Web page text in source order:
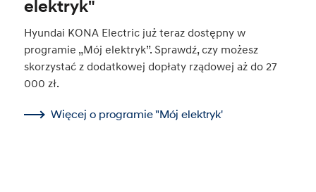
elektryk"
Hyundai KONA Electric już teraz dostępny w
programie „Mój elektryk”. Sprawdź, czy możesz
skorzystać z dodatkowej dopłaty rządowej aż do 27
000 zł.
Więcej o programie "Mój elektryk'